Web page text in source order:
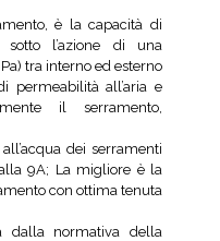
è la capacità di
sotto l’azione di una
tra interno ed esterno
permeabilità all’aria e
il serramento,
dei serramenti
9A; La migliore è la
con ottima tenuta
dalla normativa della